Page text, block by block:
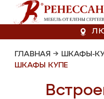
ГЛАВНАЯ → ШКАФЫ-
ШКАФЫ КУПЕ